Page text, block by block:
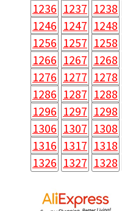
1236 1237 1238
1246 1247 1248
1256 1257 1258
1266 1267 1268
1276 1277 1278
1286 1287 1288
1296 1297 1298
1306 1307 1308
1316 1317 1318
1326 1327 1328